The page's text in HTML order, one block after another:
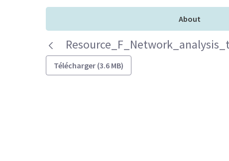
About
Télécharger (3.6 MB)